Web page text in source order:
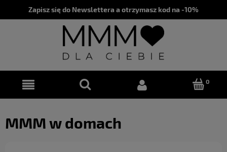
Zapisz się do Newslettera a otrzymasz kod na -10%
MMM w domach